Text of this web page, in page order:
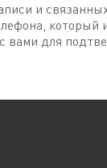
и
вами для